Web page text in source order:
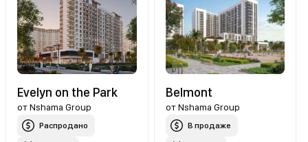
Evelyn on the Park
отNshama Group
Распродано
Belmont
от Nshama Group
В продаже